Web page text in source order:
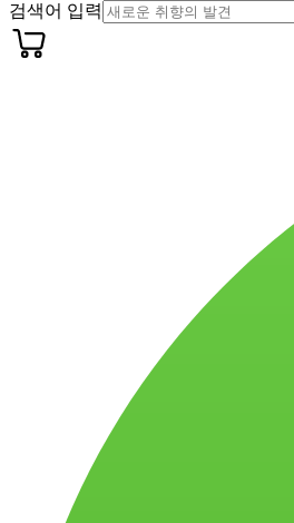
검색어 입력